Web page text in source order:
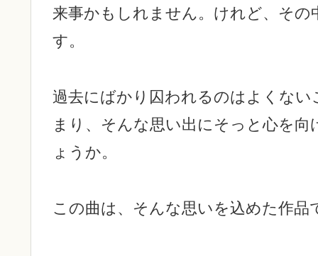
来事かもしれません。けれど、そ
す。
過去にばかり囚われるのはよくな
まり、そんな思い出にそっと心を
ょうか。
この曲は、そんな思いを込めた作品